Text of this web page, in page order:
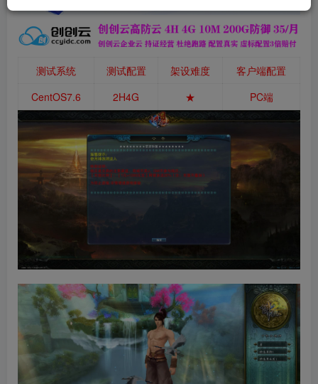
测试系统 测试配置 架设难度
客户端配置
CentOS7.6
2H4G ★ PC端